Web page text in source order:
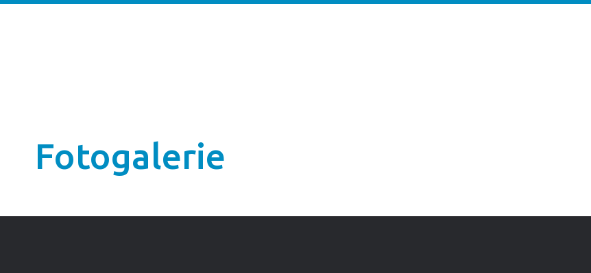
Fotogalerie